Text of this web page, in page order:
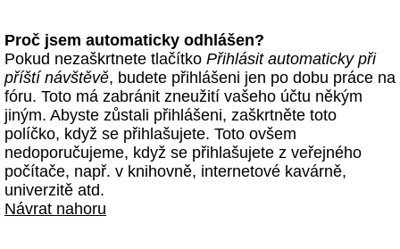
Proč jsem automaticky odhlášen?
Pokud nezaškrtnete tlačítko Přihlásit automaticky při
příští návštěvě, budete přihlášeni jen po dobu práce na
fóru. Toto má zabránit zneužití vašeho účtu někým
jiným. Abyste zůstali přihlášeni, zaškrtněte toto
políčko, když se přihlašujete. Toto ovšem
nedoporučujeme, když se přihlašujete z veřejného
počítače, např. v knihovně, internetové kavárně,
univerzitě atd.
Návrat nahoru